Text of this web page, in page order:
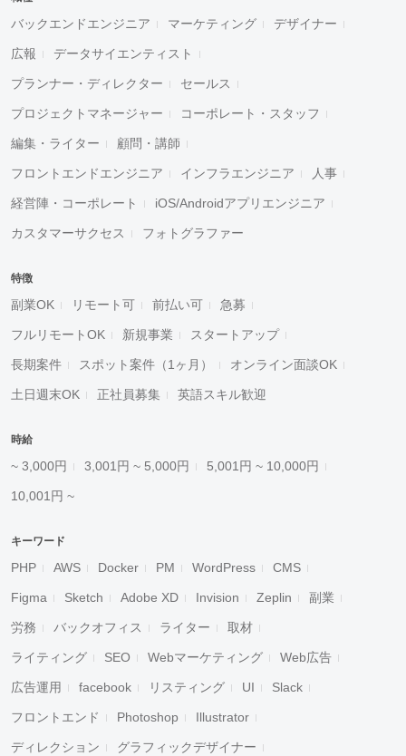
バックエンドエンジニア マーケティング デザイナー
広報 データサイエンティスト
プランナー・ディレクター セールス
プロジェクトマネージャー コーポレート・スタッフ
編集・ライター 顧問・講師
フロントエンドエンジニア インフラエンジニア 人事
経営陣・コーポレート iOS/Androidアプリエンジニア
カスタマーサクセス フォトグラファー
特徴
副業OK リモート可 前払い可 急募
フルリモートOK 新規事業 スタートアップ
長期案件 スポット案件（1ヶ月） オンライン面談OK
土日週末OK 正社員募集 英語スキル歓迎
時給
~ 3,000円 3,001円 ~ 5,000円 5,001円 ~ 10,000円
10,001円 ~
キーワード
PHP AWS Docker PM WordPress CMS
Figma Sketch Adobe XD Invision Zeplin 副業
労務 バックオフィス ライター 取材
ライティング SEO Webマーケティング Web広告
広告運用 facebook リスティング UI Slack
フロントエンド Photoshop Illustrator
ディレクション グラフィックデザイナー